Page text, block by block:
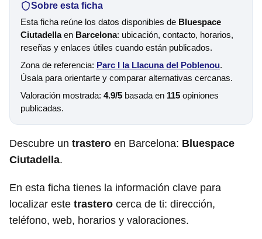
Sobre esta ficha
Esta ficha reúne los datos disponibles de Bluespace
Ciutadellaen Barcelona: ubicación, contacto, horarios,
reseñas y enlaces útiles cuando están publicados.
Zona de referencia: Parc I la Llacuna del Poblenou.
Úsala para orientarte y comparar alternativas cercanas.
Valoración mostrada: 4.9/5 basada en 115 opiniones
publicadas.
Descubre un trastero en Barcelona: Bluespace
Ciutadella.
En esta ficha tienes la información clave para
localizar este trastero cerca de ti: dirección,
teléfono, web, horarios y valoraciones.